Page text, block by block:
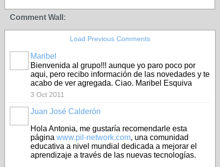
Comment Wall:
Load Previous Comments
Maribel
Bienvenida al grupo!!! aunque yo paro poco por
aqui, pero recibo información de las novedades y te
acabo de ver agregada. Ciao. Maribel Esquiva
3 Oct 2011
Juan José Calderón
Hola Antonia, me gustaría recomendarle esta
página www.pil-network.com, una comunidad
educativa a nivel mundial dedicada a mejorar el
aprendizaje a través de las nuevas tecnologías.